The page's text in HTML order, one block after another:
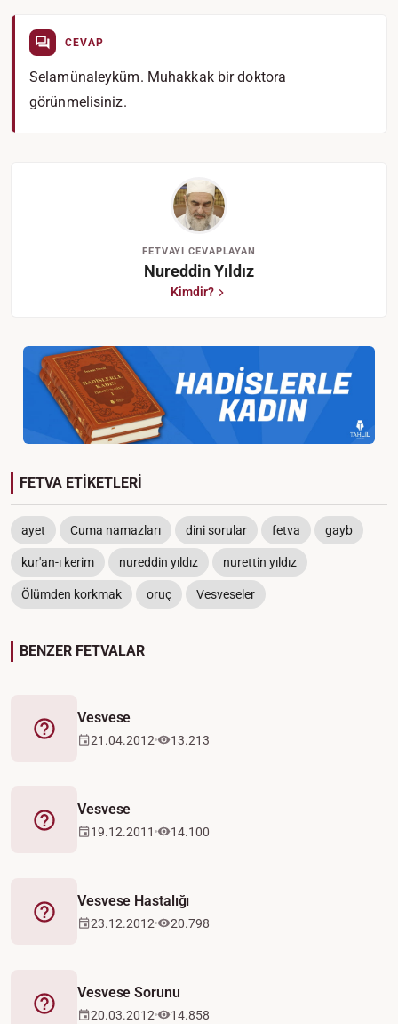
CEVAP
Selamünaleyküm. Muhakkak bir doktora
görünmelisiniz.
FETVAYI CEVAPLAYAN
Nureddin Yıldız
Kimdir?
FETVA ETİKETLERİ
ayet Cuma namazları dini sorular fetva gayb
kur'an-ı kerim nureddin yıldız nurettin yıldız
Ölümden korkmak oruç Vesveseler
BENZER FETVALAR
Fetva
Vesvese
21.04.2012 13.213
Fetva
Vesvese
19.12.2011 14.100
Fetva
Vesvese Hastalığı
23.12.2012 20.798
Fetva
Vesvese Sorunu
20.03.2012 14.858